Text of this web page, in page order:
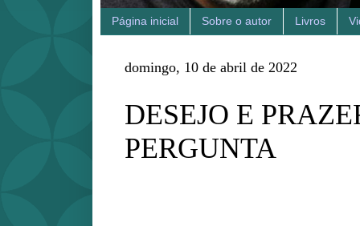
Página inicial Sobre o autor Livros
domingo, 10 de abril de 2022
DESEJO E
PERGUNTA